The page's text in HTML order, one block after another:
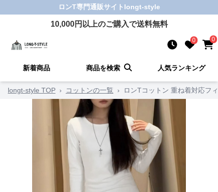
ロンT専門通販サイト longt-style
10,000円以上のご購入で送料無料
0 0
新着商品 商品を検索 人気ランキング
longt-style TOP › コットンの一覧 › ロンTコットン 重ね着対応フ